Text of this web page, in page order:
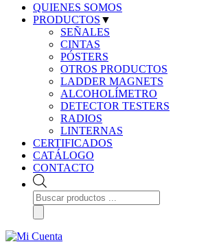
QUIENES SOMOS
PRODUCTOS ▼
SEÑALES
CINTAS
PÓSTERS
OTROS PRODUCTOS
LADDER MAGNETS
ALCOHOLÍMETRO
DETECTOR TESTERS
RADIOS
LINTERNAS
CERTIFICADOS
CATÁLOGO
CONTACTO
Búsqueda
de
productos